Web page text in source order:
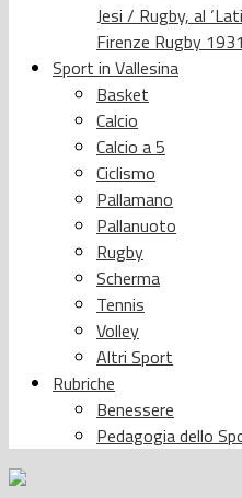
Jesi / Rugby, al
Firenze Rugby 1931
Sport in Vallesina
Basket
Calcio
Calcio a 5
Ciclismo
Pallamano
Pallanuoto
Rugby
Scherma
Tennis
Volley
Altri Sport
Rubriche
Benessere
Pedagogia dello